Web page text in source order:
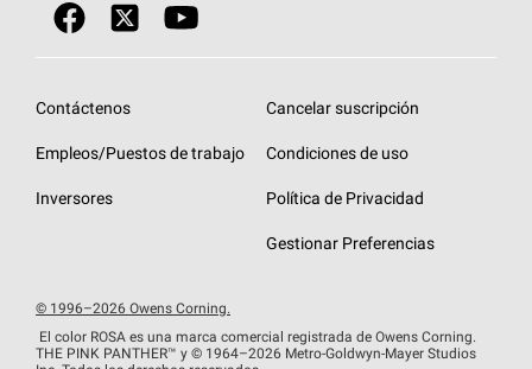
Tecnología SureNail®
Garantías de techos
Únase a la red de contratistas de techos
Diseño en el techo
Eventos para contratistas
Encuentre una tienda o encuentre un
Financiamiento de techos
Contáctenos
Empleos/Puestos de trabajo
Inversores
Cancelar suscripción
Condiciones de uso
Política de Privacidad
Gestionar Preferencias
© 1996–2026 Owens Corning.
El color ROSA es una marca comercial registrada de Owens Corning.
THE PINK PANTHER™ y © 1964–2026 Metro-Goldwyn-Mayer Studios